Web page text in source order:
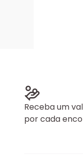
Receba um
por cada